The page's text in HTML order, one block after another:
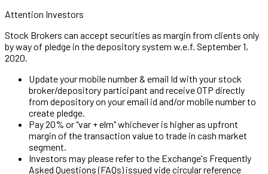
Attention Investors
Stock Brokers can accept securities as margin from clients only
by way of pledge in the depository system w.e.f. September 1,
2020.
Update your mobile number & email Id with your stock
broker/depository participant and receive OTP directly
from depository on your email id and/or mobile number to
create pledge.
Pay 20% or "var + elm" whichever is higher as upfront
margin of the transaction value to trade in cash market
segment.
Investors may please refer to the Exchange's Frequently
Asked Questions (FAQs) issued vide circular reference